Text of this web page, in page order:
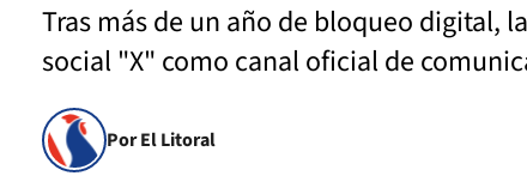
Tras más de un año de bloqueo digital,
social "X" como canal oficial de
Por El Litoral